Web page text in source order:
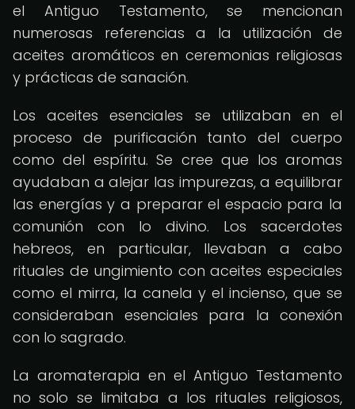
el Antiguo Testamento, se mencionan
numerosas referencias a la utilización de
aceites aromáticos en ceremonias religiosas
y prácticas de sanación.
Los aceites esenciales se utilizaban en el
proceso de purificación tanto del cuerpo
como del espíritu. Se cree que los aromas
ayudaban a alejar las impurezas, a equilibrar
las energías y a preparar el espacio para la
comunión con lo divino. Los sacerdotes
hebreos, en particular, llevaban a cabo
rituales de ungimiento con aceites especiales
como el mirra, la canela y el incienso, que se
consideraban esenciales para la conexión
con lo sagrado.
La aromaterapia en el Antiguo Testamento
no solo se limitaba a los rituales religiosos,